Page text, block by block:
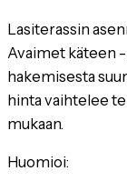
Lasiterassin
Avaimet käteen
hakemisesta
hinta vaihtelee
mukaan.
Huomioi: